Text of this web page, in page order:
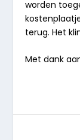
worden
terug. Het
Met dank